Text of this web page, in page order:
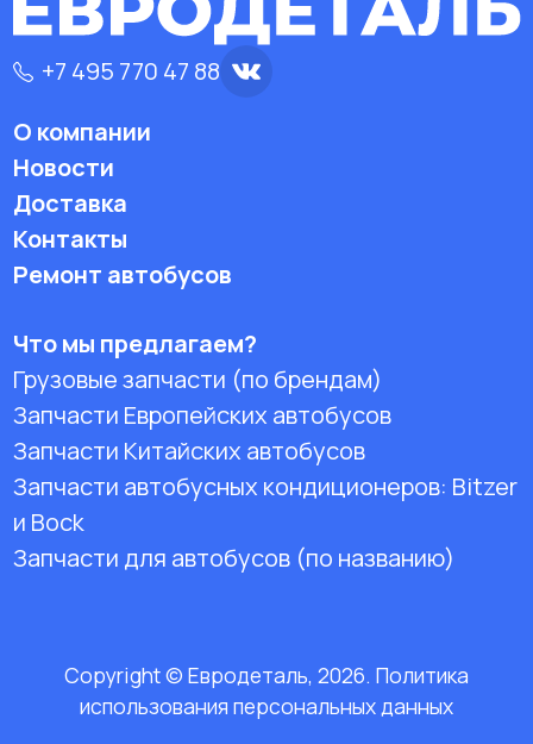
+7 495 770 47 88
О компании
Новости
Доставка
Контакты
Ремонт автобусов
Что мы предлагаем?
Грузовые запчасти (по брендам)
Запчасти Европейских автобусов
Запчасти Китайских автобусов
Запчасти автобусных кондиционеров: Bitzer
и Bock
Запчасти для автобусов (по названию)
Copyright © Евродеталь, 2026. Политика
использования персональных данных